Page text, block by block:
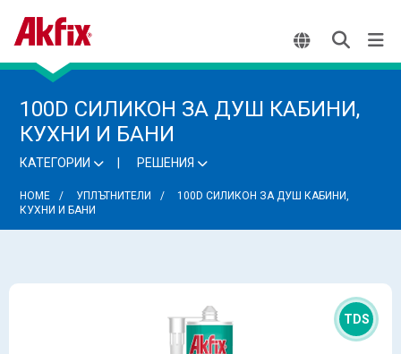
100D СИЛИКОН ЗА ДУШ КАБИНИ,
КУХНИ И БАНИ
КАТЕГОРИИ РЕШЕНИЯ
HOME УПЛЪТНИТЕЛИ
100D СИЛИКОН ЗА ДУШ КАБИНИ,
КУХНИ И БАНИ
TDS